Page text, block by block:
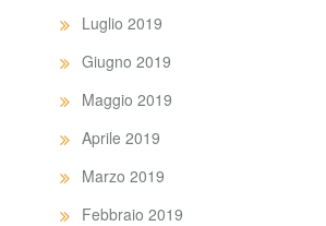
Luglio 2019
Giugno 2019
Maggio 2019
Aprile 2019
Marzo 2019
Febbraio 2019